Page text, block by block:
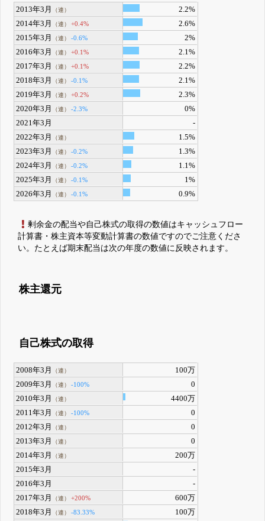
2013年3月 （連）
2.2%
2014年3月
（連） +0.4%
2.6%
2015年3月
（連） -0.6%
2%
2016年3月
（連） +0.1%
2.1%
2017年3月
（連） +0.1%
2.2%
2018年3月
（連） -0.1%
2.1%
2019年3月
（連） +0.2%
2.3%
2020年3月
（連） -2.3%
0%
2021年3月
-
2022年3月
（連）
1.5%
2023年3月
（連） -0.2%
1.3%
2024年3月
（連） -0.2%
1.1%
2025年3月
（連） -0.1%
1%
2026年3月
（連） -0.1% 0.9%
剰余金の配当や自己株式の取得の数値はキャッシュフロー
計算書・株主資本等変動計算書の数値ですのでご注意くださ
い。たとえば期末配当は次の年度の数値に反映されます。
株主還元
自己株式の取得
2008年3月 （連）
100万
2009年3月
（連） -100%
0
2010年3月
（連）
4400万
2011年3月
（連） -100%
0
2012年3月
（連）
0
2013年3月
（連）
0
2014年3月
（連）
200万
2015年3月
-
2016年3月
-
2017年3月
（連） +200%
600万
2018年3月
（連） -83.33%
100万